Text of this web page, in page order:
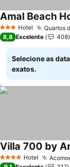
3 EstrelasHotel Quartos
Amal Beach
8,8 Excelente 408
Selecione as
exatos.
4 EstrelasHotel
Villa 700 by